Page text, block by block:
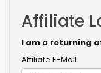
Affiliate
I am a returning
Affiliate E-Mail